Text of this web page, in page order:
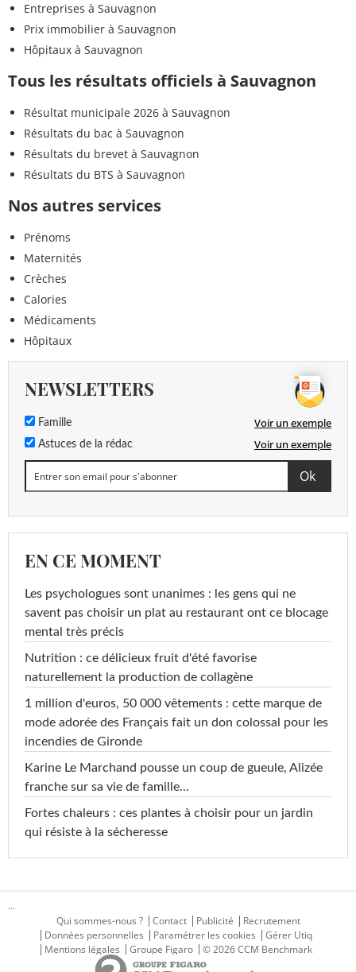
Entreprises à Sauvagnon
Prix immobilier à Sauvagnon
Hôpitaux à Sauvagnon
Tous les résultats officiels à Sauvagnon
Résultat municipale 2026 à Sauvagnon
Résultats du bac à Sauvagnon
Résultats du brevet à Sauvagnon
Résultats du BTS à Sauvagnon
Nos autres services
Prénoms
Maternités
Crèches
Calories
Médicaments
Hôpitaux
NEWSLETTERS
Famille Voir un exemple
Astuces de la rédac Voir un exemple
EN CE MOMENT
Les psychologues sont unanimes : les gens qui ne
savent pas choisir un plat au restaurant ont ce blocage
mental très précis
Nutrition : ce délicieux fruit d'été favorise
naturellement la production de collagène
1 million d'euros, 50 000 vêtements : cette marque de
mode adorée des Français fait un don colossal pour les
incendies de Gironde
Karine Le Marchand pousse un coup de gueule, Alizée
franche sur sa vie de famille...
Fortes chaleurs : ces plantes à choisir pour un jardin
qui résiste à la sécheresse
...
Qui sommes-nous ?
Contact Publicité
Recrutement
Données personnelles
Paramétrer les cookies
Gérer Utiq
Mentions légales
Groupe Figaro © 2026 CCM Benchmark